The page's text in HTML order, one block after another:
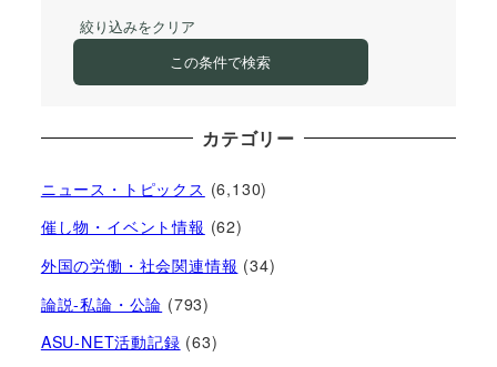
絞り込みをクリア
この条件で検索
カテゴリー
ニュース・トピックス (6,130)
催し物・イベント情報 (62)
外国の労働・社会関連情報 (34)
論説-私論・公論 (793)
ASU-NET活動記録 (63)